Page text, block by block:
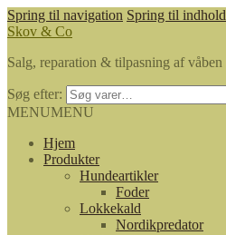
Spring til navigation Spring til indhold
Skov & Co
Salg, reparation & tilpasning af våben
Søg efter:
MENUMENU
Hjem
Produkter
Hundeartikler
Foder
Lokkekald
Nordikpredator